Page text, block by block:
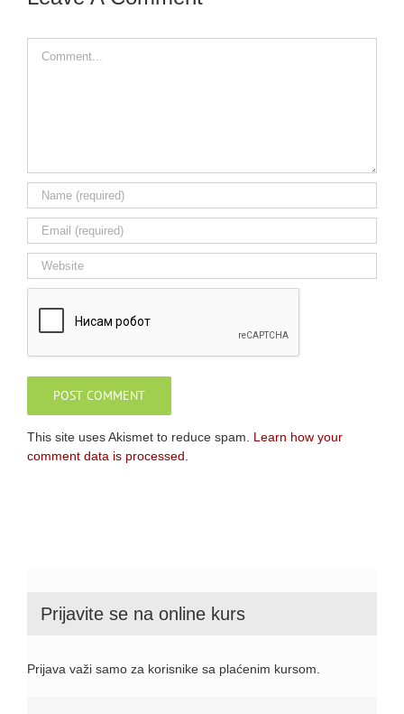
This site uses Akismet to reduce spam. Learn how your
comment data is processed.
Prijavite se na online kurs
Prijava važi samo za korisnike sa plaćenim kursom.